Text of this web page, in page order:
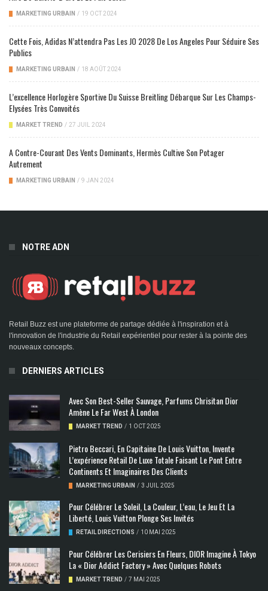
MARKETING URBAIN / 19 OCT 2024
Cette Fois, Adidas N’attendra Pas Les JO 2028 De Los Angeles Pour Séduire Ses
Publics
MARKETING URBAIN / 18 AOÛT 2024
L’excellence Horlogère Sportive Du Suisse Breitling Débarque Sur Les Champs-
Elysées Très Convoités
MARKET TREND / 27 JUIL 2024
A Contre-Courant Des Vents Dominants, Hermès Cultive Son Potager
Autrement
MARKETING URBAIN / 9 JAN 2024
NOTRE ADN
Retail Buzz est une plateforme de partage dédiée à l'inspiration et à
l'innovation de l'industrie du Retail expérientiel pour rester à la pointe des
nouveaux concepts.
DERNIERS ARTICLES
Avec Son Best-Seller Sauvage, Parfums Chrisitan Dior
Amène Le Far West À London
MARKET TREND / 1 OCT 2025
Pietro Beccari, En Capitaine De Louis Vuitton, Invente
L’expérience Retail De Luxe Totale Faisant Le Pont Entre
Continents Et Imaginaires Des Clients
MARKETING URBAIN / 3 JUIL 2025
Pour Célébrer Le Soleil, La Couleur, L’eau, Le Jeu Et La
Liberté, Louis Vuitton Plonge Ses Invités
RETAIL DIRECTIONS / 10 MAI 2025
Pour Célébrer Les Cerisiers En Fleurs, DIOR Imagine À Tokyo
La « Dior Addict Factory » Avec Quelques Robots
MARKET TREND / 7 MAI 2025